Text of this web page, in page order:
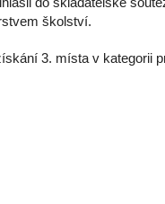
školství.
3. místa v kategorii